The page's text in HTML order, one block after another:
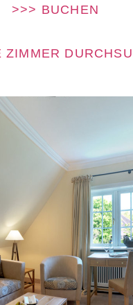
>>> BUCHEN
ZIMMER